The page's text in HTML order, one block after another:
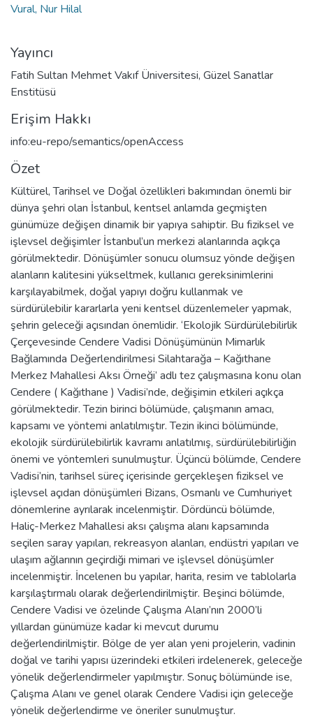
Vural, Nur Hilal
Yayıncı
Fatih Sultan Mehmet Vakıf Üniversitesi, Güzel Sanatlar
Enstitüsü
Erişim Hakkı
info:eu-repo/semantics/openAccess
Özet
Kültürel, Tarihsel ve Doğal özellikleri bakımından önemli bir
dünya şehri olan İstanbul, kentsel anlamda geçmişten
günümüze değişen dinamik bir yapıya sahiptir. Bu fiziksel ve
işlevsel değişimler İstanbul’un merkezi alanlarında açıkça
görülmektedir. Dönüşümler sonucu olumsuz yönde değişen
alanların kalitesini yükseltmek, kullanıcı gereksinimlerini
karşılayabilmek, doğal yapıyı doğru kullanmak ve
sürdürülebilir kararlarla yeni kentsel düzenlemeler yapmak,
şehrin geleceği açısından önemlidir. ‘Ekolojik Sürdürülebilirlik
Çerçevesinde Cendere Vadisi Dönüşümünün Mimarlık
Bağlamında Değerlendirilmesi Silahtarağa – Kağıthane
Merkez Mahallesi Aksı Örneği’ adlı tez çalışmasına konu olan
Cendere ( Kağıthane ) Vadisi’nde, değişimin etkileri açıkça
görülmektedir. Tezin birinci bölümüde, çalışmanın amacı,
kapsamı ve yöntemi anlatılmıştır. Tezin ikinci bölümünde,
ekolojik sürdürülebilirlik kavramı anlatılmış, sürdürülebilirliğin
önemi ve yöntemleri sunulmuştur. Üçüncü bölümde, Cendere
Vadisi’nin, tarihsel süreç içerisinde gerçekleşen fiziksel ve
işlevsel açıdan dönüşümleri Bizans, Osmanlı ve Cumhuriyet
dönemlerine ayrılarak incelenmiştir. Dördüncü bölümde,
Haliç-Merkez Mahallesi aksı çalışma alanı kapsamında
seçilen saray yapıları, rekreasyon alanları, endüstri yapıları ve
ulaşım ağlarının geçirdiği mimari ve işlevsel dönüşümler
incelenmiştir. İncelenen bu yapılar, harita, resim ve tablolarla
karşılaştırmalı olarak değerlendirilmiştir. Beşinci bölümde,
Cendere Vadisi ve özelinde Çalışma Alanı’nın 2000’li
yıllardan günümüze kadar ki mevcut durumu
değerlendirilmiştir. Bölge de yer alan yeni projelerin, vadinin
doğal ve tarihi yapısı üzerindeki etkileri irdelenerek, geleceğe
yönelik değerlendirmeler yapılmıştır. Sonuç bölümünde ise,
Çalışma Alanı ve genel olarak Cendere Vadisi için geleceğe
yönelik değerlendirme ve öneriler sunulmuştur.